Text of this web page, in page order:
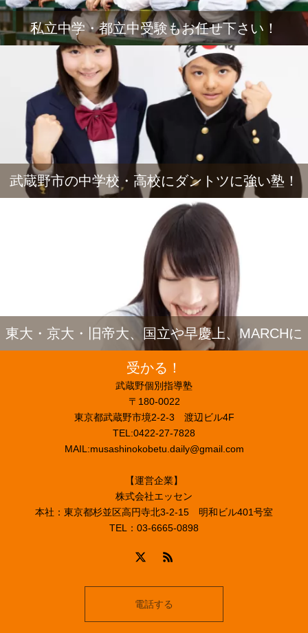
私立中学・都立中受験もお任せ下さい！
武蔵野市の中学校・高校にダントツに強い塾！
東大・京大・旧帝大、国立や早慶上、MARCHに
受かる！
武蔵野個別指導塾
〒180-0022
東京都武蔵野市境2-2-3 渡辺ビル4F
TEL:0422-27-7828
MAIL:musashinokobetu.daily@gmail.com
【運営企業】
株式会社エッセン
本社：東京都杉並区高円寺北3-2-15 明和ビル401号室
TEL：03-6665-0898
電話する